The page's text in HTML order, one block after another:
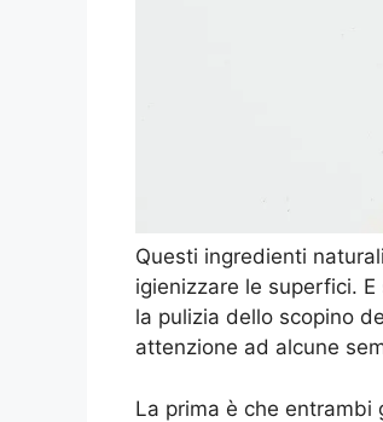
Questi ingredienti
igienizzare le superfici.
la pulizia dello scopino
attenzione ad alcune
La prima è che entrambi